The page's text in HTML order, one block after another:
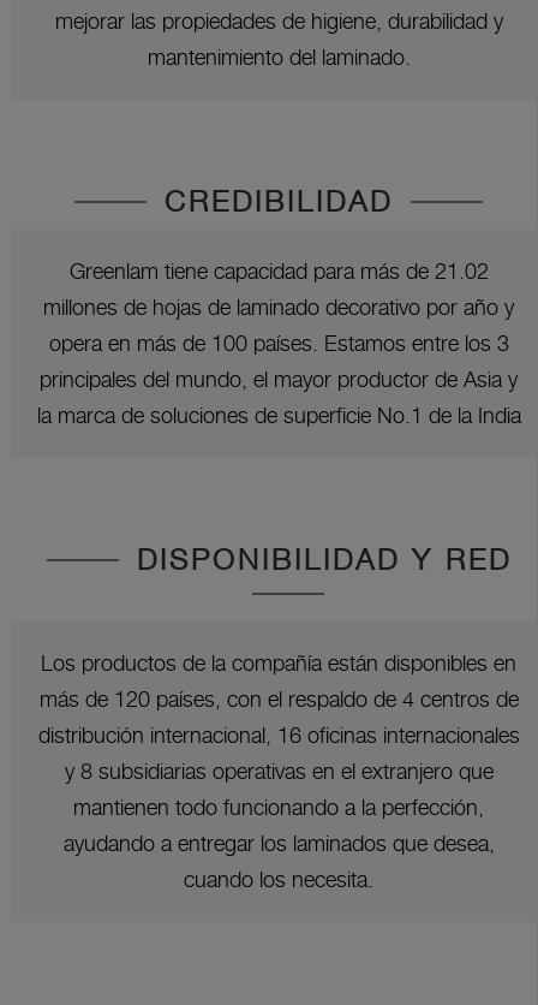
mejorar las propiedades de higiene, durabilidad y
mantenimiento del laminado.
CREDIBILIDAD
Greenlam tiene capacidad para más de 21.02
millones de hojas de laminado decorativo por año y
opera en más de 100 países. Estamos entre los 3
principales del mundo, el mayor productor de Asia y
la marca de soluciones de superficie No.1 de la India
DISPONIBILIDAD Y RED
Los productos de la compañía están disponibles en
más de 120 países, con el respaldo de 4 centros de
distribución internacional, 16 oficinas internacionales
y 8 subsidiarias operativas en el extranjero que
mantienen todo funcionando a la perfección,
ayudando a entregar los laminados que desea,
cuando los necesita.